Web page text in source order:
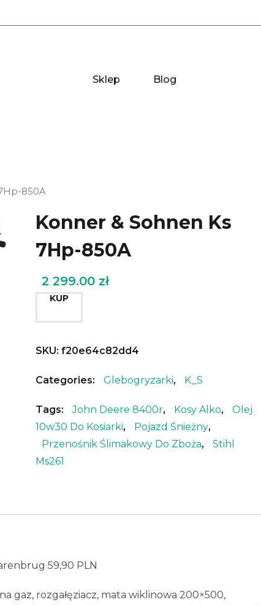
Sklep Blog
850A
Konner & Sohnen Ks
7Hp-850A
2 299.00 zł
KUP
SKU: f20e64c82dd4
Categories: Glebogryzarki, K_S
Tags: John Deere 8400r, Kosy Alko,
Olej
10w30 Do Kosiarki, Pojazd Śnieżny,
Przenośnik Ślimakowy Do Zboża,
Stihl
Ms261
59,90 PLN
gaz, rozgałęziacz, mata wiklinowa 200×500,